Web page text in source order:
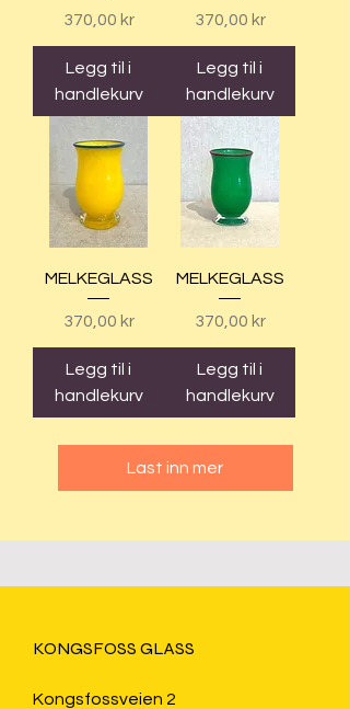
Pris
370,00 kr
Legg til i
handlekurv
Pris
370,00 kr
Legg til i
handlekurv
MELKEGLASS
Pris
370,00 kr
Legg til i
handlekurv
MELKEGLASS
Pris
370,00 kr
Legg til i
handlekurv
Last inn mer
KONGSFOSS GLASS
Kongsfossveien 2